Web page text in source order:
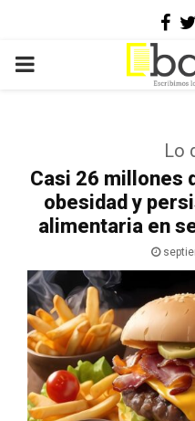
PRIMARY
Lo
Casi 26 millones
obesidad y
alimentaria en